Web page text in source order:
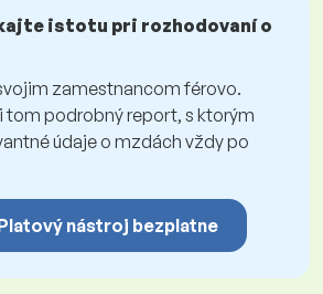
istotu pri rozhodovaní o
zamestnancom férovo.
tom podrobný report, s ktorým
údaje o mzdách vždy po
nástroj bezplatne